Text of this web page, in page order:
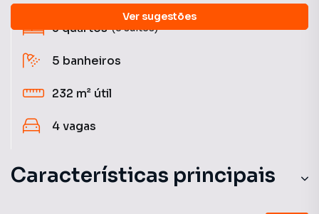
Ver sugestões
3quartos (3 suítes)
5 banheiros
232 m² útil
4vagas
Características principais